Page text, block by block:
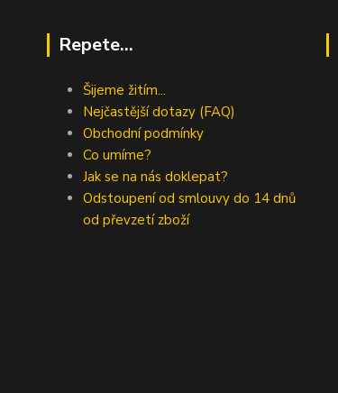
Repete...
Šijeme žitím...
Nejčastější dotazy (FAQ)
Obchodní podmínky
Co umíme?
Jak se na nás doklepat?
Odstoupení od smlouvy do 14 dnů
od převzetí zboží